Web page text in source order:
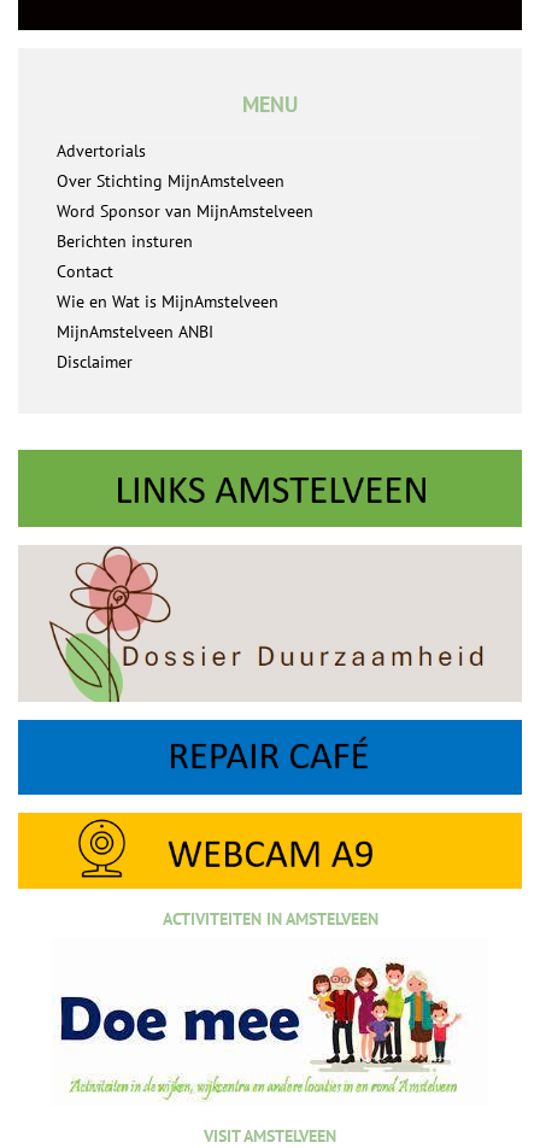
MENU
Advertorials
Over Stichting MijnAmstelveen
Word Sponsor van MijnAmstelveen
Berichten insturen
Contact
Wie en Wat is MijnAmstelveen
MijnAmstelveen ANBI
Disclaimer
ACTIVITEITEN IN AMSTELVEEN
VISIT AMSTELVEEN